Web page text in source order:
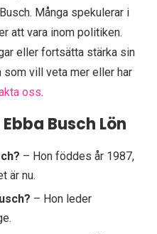
Många spekulerar i
att vara inom politiken.
eller fortsätta stärka sin
vill veta mer eller har
oss.
Busch Lön
– Hon föddes år 1987,
är nu.
– Hon leder